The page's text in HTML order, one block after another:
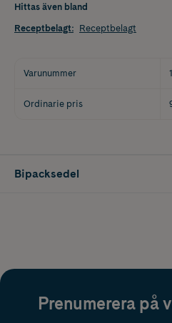
Hittas även bland
Receptbelagt: Receptbelagt
Varunummer
Ordinarie pris
Bipacksedel
Prenumerera på